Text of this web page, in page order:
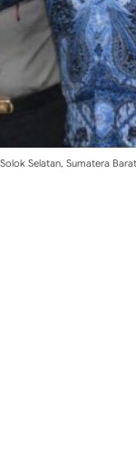
Selatan, Sumatera